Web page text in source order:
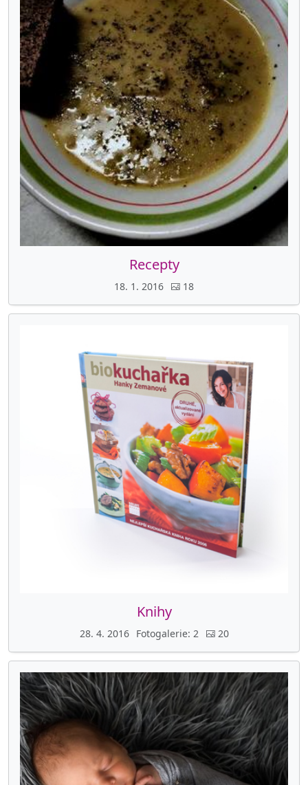
Recepty
18. 1. 2016 18
Knihy
28. 4. 2016 Fotogalerie 2 20